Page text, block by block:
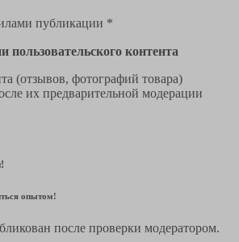
публикации *
пользовательского контента
(отзывов, фотографий товара)
их предварительной модерации
опытом!
после проверки модератором.